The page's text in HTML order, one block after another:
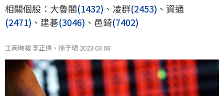
相關個股：大魯閣(1432) 、凌群(2453) 、資通
(2471) 、建碁(3046) 、邑錡(7402)
工商時報 李正傑、徐于珺 2023.03.08